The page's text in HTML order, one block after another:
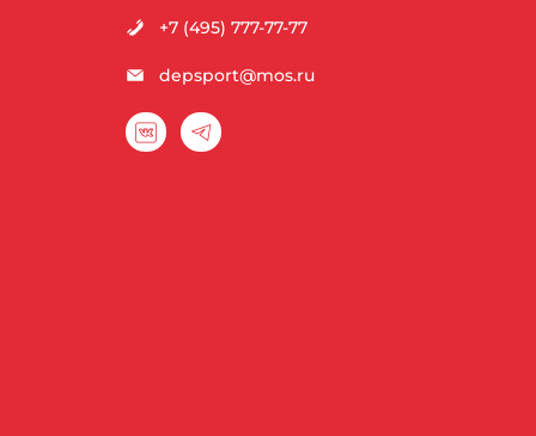
+7 (495) 777-77-77
depsport@mos.ru